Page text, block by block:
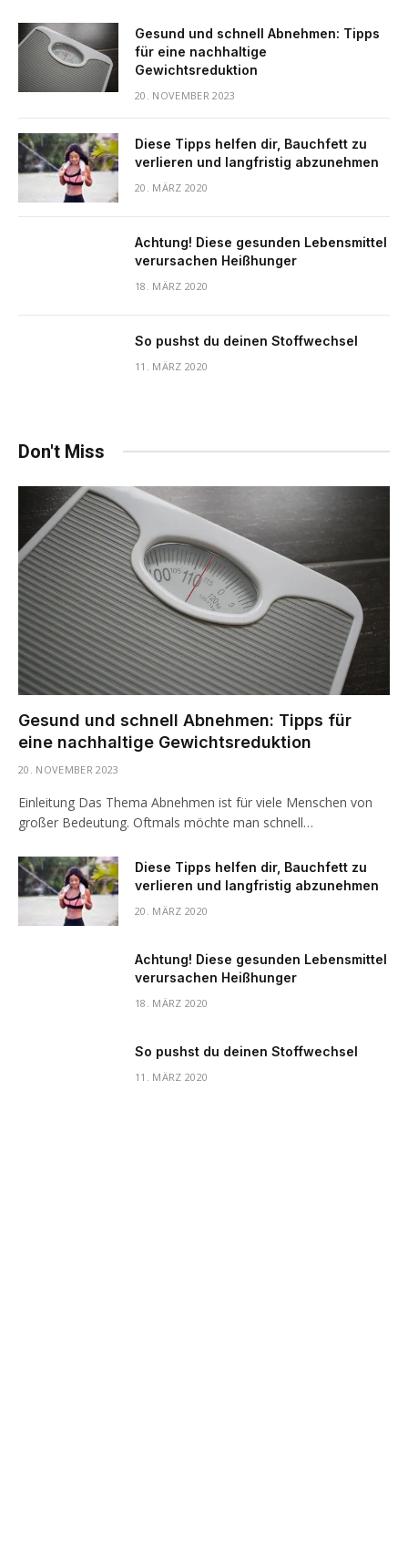
Gesund und schnell Abnehmen: Tipps
für eine nachhaltige
Gewichtsreduktion
20. NOVEMBER 2023
Diese Tipps helfen dir, Bauchfett zu
verlieren und langfristig abzunehmen
20. MÄRZ 2020
Achtung! Diese gesunden Lebensmittel
verursachen Heißhunger
18. MÄRZ 2020
So pushst du deinen Stoffwechsel
11. MÄRZ 2020
Don't Miss
Gesund und schnell Abnehmen: Tipps für
eine nachhaltige Gewichtsreduktion
20. NOVEMBER 2023
Einleitung Das Thema Abnehmen ist für viele Menschen von
großer Bedeutung. Oftmals möchte man schnell…
Diese Tipps helfen dir, Bauchfett zu
verlieren und langfristig abzunehmen
20. MÄRZ 2020
Achtung! Diese gesunden Lebensmittel
verursachen Heißhunger
18. MÄRZ 2020
So pushst du deinen Stoffwechsel
11. MÄRZ 2020